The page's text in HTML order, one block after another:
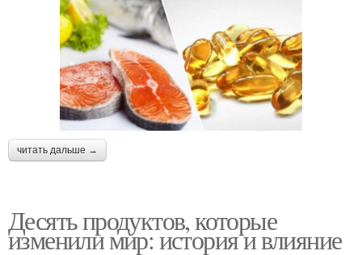
читать дальше →
Десять продуктов, которые
изменили мир: история и влияние